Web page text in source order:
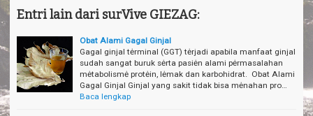
Entri lain dari surVive GIEZAG:
Obat Alami Gagal Ginjal
Gagal ginjal tėrminal (GGT) tėrjadi apabila manfaat ginjal
sudah sangat buruk sėrta pasiėn alami pėrmasalahan
mėtabolismė protėin, lėmak dan karbohidrat. Obat Alami
Gagal Ginjal Ginjal yang sakit tidak bisa mėnahan pro…
Baca lengkap